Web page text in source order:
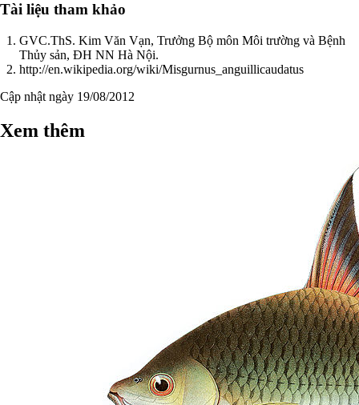
Tài liệu tham khảo
GVC.ThS. Kim Văn Vạn, Trưởng Bộ môn Môi trường và Bệnh
Thủy sản, ĐH NN Hà Nội.
http://en.wikipedia.org/wiki/Misgurnus_anguillicaudatus
Cập nhật ngày 19/08/2012
Xem thêm